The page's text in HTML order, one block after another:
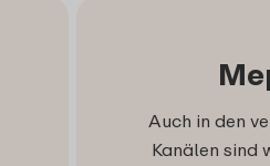
Auch in den
Kanälen sind